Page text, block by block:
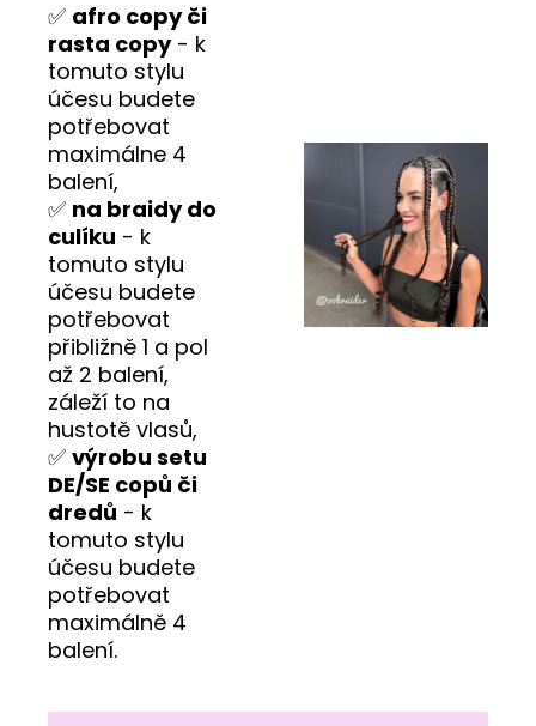
✅ afro copy či
rasta copy- k
tomuto stylu
účesu budete
potřebovat
maximálne 4
balení,
✅ na braidy do
culíku - k
tomuto stylu
účesu budete
potřebovat
přibližně 1 a pol
až 2 balení,
záleží to na
hustotě vlasů,
✅ výrobu setu
DE/SE copů či
dredů - k
tomuto stylu
účesu budete
potřebovat
maximálně 4
balení.